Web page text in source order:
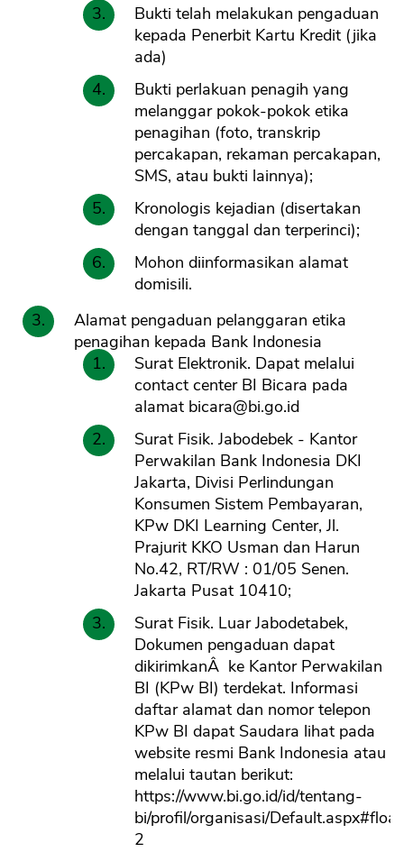
Bukti telah melakukan pengaduan
kepada Penerbit Kartu Kredit (jika
ada)
Bukti perlakuan penagih yang
melanggar pokok-pokok etika
penagihan (foto, transkrip
percakapan, rekaman percakapan,
SMS, atau bukti lainnya);
Kronologis kejadian (disertakan
dengan tanggal dan terperinci);
Mohon diinformasikan alamat
domisili.
Alamat pengaduan pelanggaran etika
penagihan kepada Bank Indonesia
Surat Elektronik. Dapat melalui
contact center BI Bicara pada
alamat bicara@bi.go.id
Surat Fisik. Jabodebek - Kantor
Perwakilan Bank Indonesia DKI
Jakarta, Divisi Perlindungan
Konsumen Sistem Pembayaran,
KPw DKI Learning Center, Jl.
Prajurit KKO Usman dan Harun
No.42, RT/RW : 01/05 Senen.
Jakarta Pusat 10410;
Surat Fisik. Luar Jabodetabek,
Dokumen pengaduan dapat
dikirimkanÂ ke Kantor Perwakilan
BI (KPw BI) terdekat. Informasi
daftar alamat dan nomor telepon
KPw BI dapat Saudara lihat pada
website resmi Bank Indonesia atau
melalui tautan berikut:
https://www.bi.go.id/id/tentang-
bi/profil/organisasi/
2